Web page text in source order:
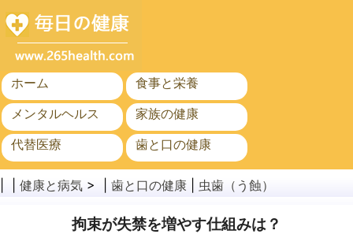
ホーム
食事と栄養
メンタルヘルス
家族の健康
代替医療
歯と口の健康
がん
公衆衛生
健康と病気 > | 歯と口の健康 虫歯（う蝕）
拘束が失禁を増やす仕組みは？